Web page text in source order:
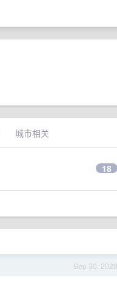
城市相关
18
Sep 30, 2020